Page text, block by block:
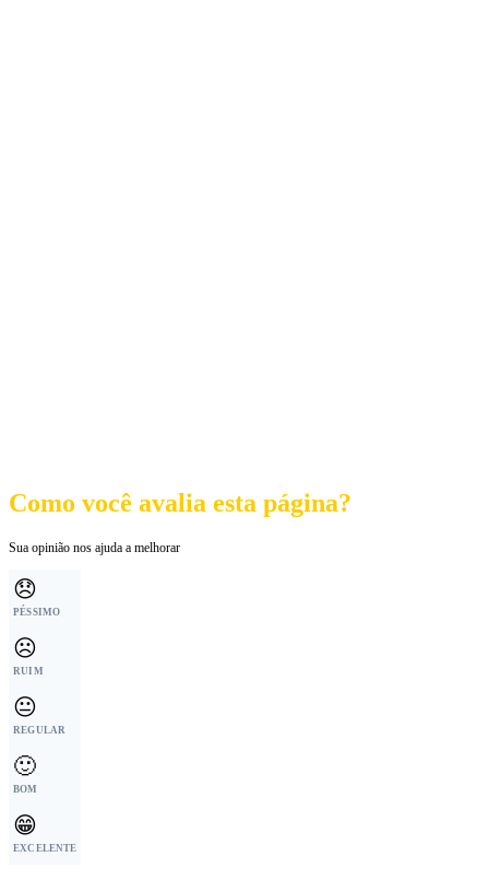
Como você avalia esta página?
Sua opinião nos ajuda a melhorar
😞
PÉSSIMO
☹️
RUIM
😐
REGULAR
🙂
BOM
😁
EXCELENTE